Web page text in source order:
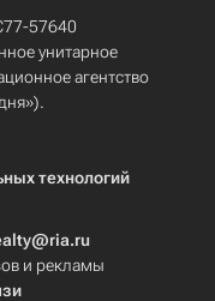
57640
унитарное
агентство
технологий
и рекламы